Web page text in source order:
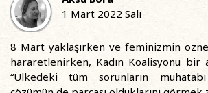
1 Mart 2022 Salı
8 Mart yaklaşırken ve feminizmin
hararetlenirken, Kadın Koalisyonu bir
“Ülkedeki tüm sorunların